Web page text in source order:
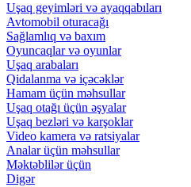
Uşaq geyimləri və ayaqqabıları
Avtomobil oturacağı
Sağlamlıq və baxım
Oyuncaqlar və oyunlar
Uşaq arabaları
Qidalanma və içəcəklər
Hamam üçün məhsullar
Uşaq otağı üçün əşyalar
Uşaq bezləri və karşoklar
Video kamera və ratsiyalar
Analar üçün məhsullar
Məktəblilər üçün
Digər